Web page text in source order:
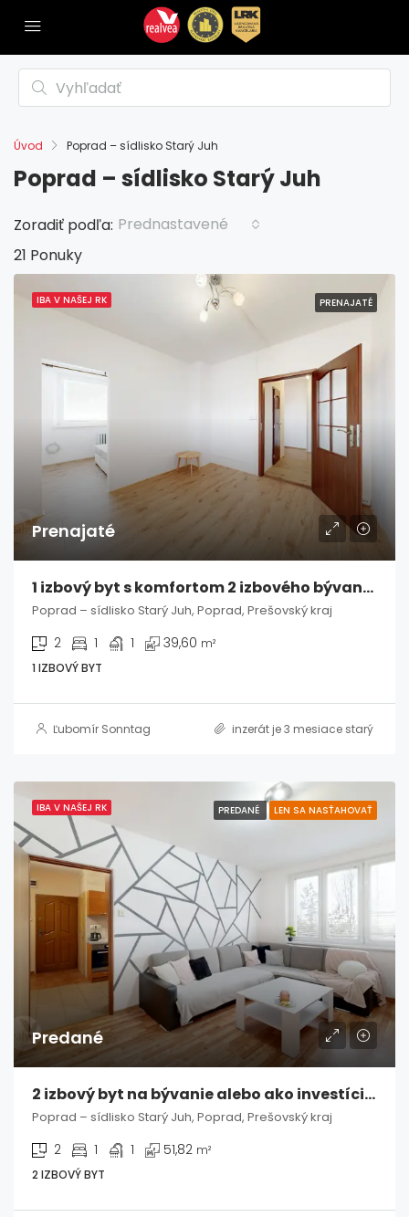
Úvod Poprad – sídlisko Starý Juh
Poprad – sídlisko Starý Juh
21 Ponuky
Zoradiť podľa: Prednastavené
IBA V NAŠEJ RK PRENAJATÉ
Prenajaté
1 izbový byt s komfortom 2 izbového bývania – Poprad, Starý Juh
Poprad – sídlisko Starý Juh, Poprad, Prešovský kraj
2 1 1 39,60 m²
1 IZBOVÝ BYT
Ľubomír Sonntag inzerát je 3 mesiace starý
IBA V NAŠEJ RK PREDANÉ LEN SA NASŤAHOVAŤ
Predané
2 izbový byt na bývanie alebo ako investícia – Poprad / Starý Juh
Poprad – sídlisko Starý Juh, Poprad, Prešovský kraj
2 1 1 51,82 m²
2 IZBOVÝ BYT